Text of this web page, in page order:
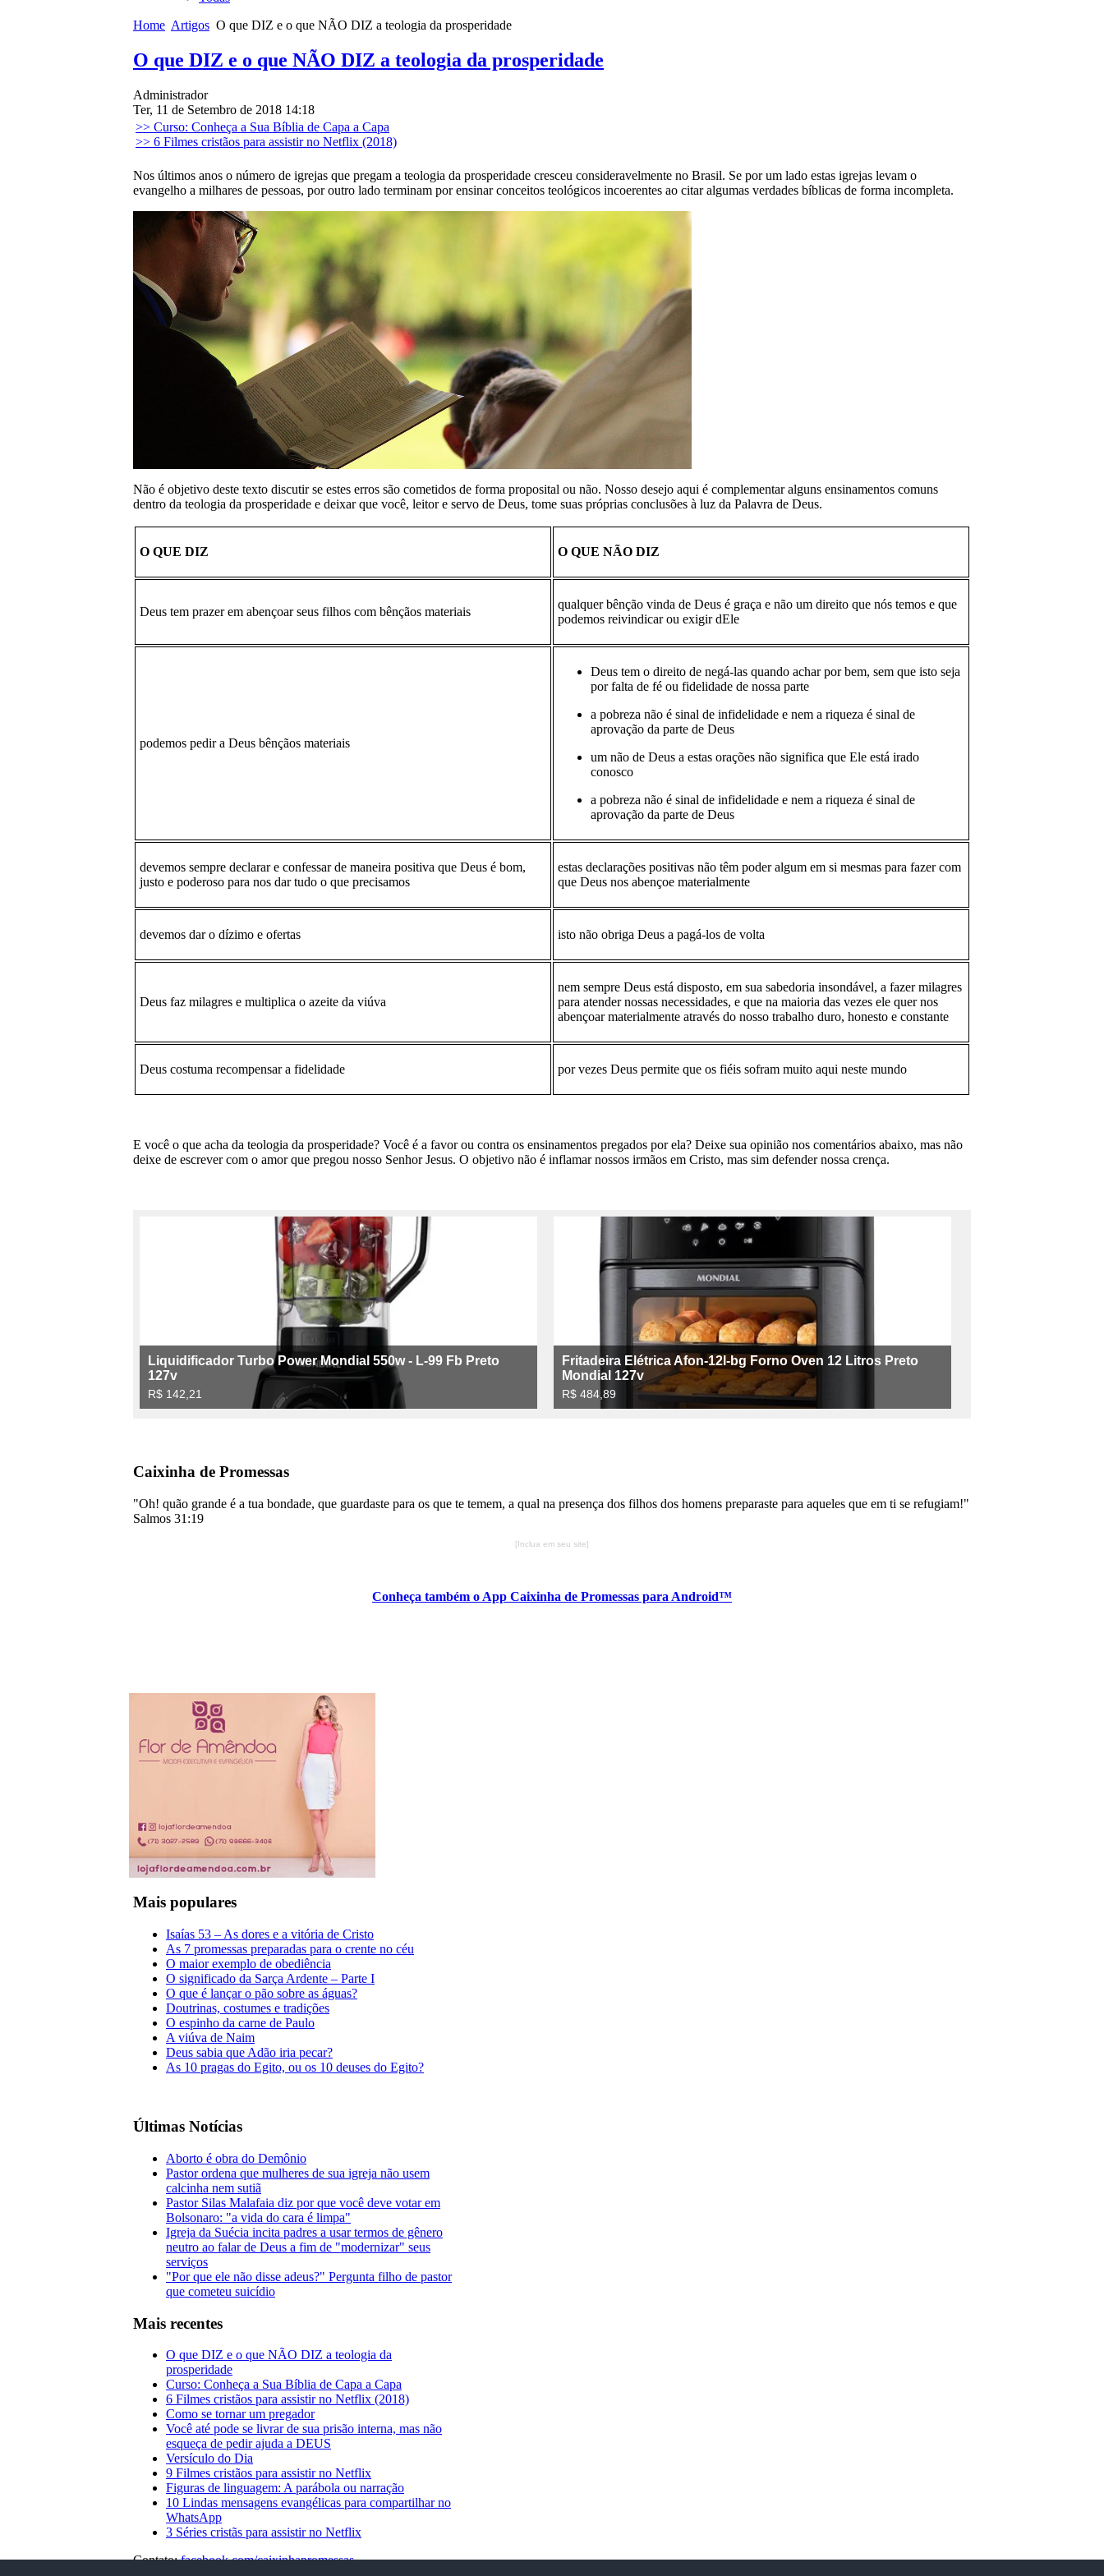
Home Artigos O que DIZ e o que NÃO DIZ a teologia da prosperidade
O que DIZ e o que NÃO DIZ a teologia da prosperidade
Administrador
Ter, 11 de Setembro de 2018 14:18
>> Curso: Conheça a Sua Bíblia de Capa a Capa
>> 6 Filmes cristãos para assistir no Netflix (2018)
Nos últimos anos o número de igrejas que pregam a teologia da prosperidade cresceu consideravelmente no Brasil. Se por um lado estas igrejas levam o
evangelho a milhares de pessoas, por outro lado terminam por ensinar conceitos teológicos incoerentes ao citar algumas verdades bíblicas de forma incompleta.
Não é objetivo deste texto discutir se estes erros são cometidos de forma proposital ou não. Nosso desejo aqui é complementar alguns ensinamentos comuns
dentro da teologia da prosperidade e deixar que você, leitor e servo de Deus, tome suas próprias conclusões à luz da Palavra de Deus.
O QUE DIZ O QUE NÃO DIZ
Deus tem prazer em abençoar seus filhos com bênçãos materiais
qualquer bênção vinda de Deus é graça e não um direito que nós temos e que
podemos reivindicar ou exigir dEle
podemos pedir a Deus bênçãos materiais
Deus tem o direito de negá-las quando achar por bem, sem que isto seja
por falta de fé ou fidelidade de nossa parte
a pobreza não é sinal de infidelidade e nem a riqueza é sinal de
aprovação da parte de Deus
um não de Deus a estas orações não significa que Ele está irado
conosco
a pobreza não é sinal de infidelidade e nem a riqueza é sinal de
aprovação da parte de Deus
devemos sempre declarar e confessar de maneira positiva que Deus é bom,
justo e poderoso para nos dar tudo o que precisamos
estas declarações positivas não têm poder algum em si mesmas para fazer com
que Deus nos abençoe materialmente
devemos dar o dízimo e ofertas isto não obriga Deus a pagá-los de volta
Deus faz milagres e multiplica o azeite da viúva
nem sempre Deus está disposto, em sua sabedoria insondável, a fazer milagres
para atender nossas necessidades, e que na maioria das vezes ele quer nos
abençoar materialmente através do nosso trabalho duro, honesto e constante
Deus costuma recompensar a fidelidade por vezes Deus permite que os fiéis sofram muito aqui neste mundo
E você o que acha da teologia da prosperidade? Você é a favor ou contra os ensinamentos pregados por ela? Deixe sua opinião nos comentários abaixo, mas não
deixe de escrever com o amor que pregou nosso Senhor Jesus. O objetivo não é inflamar nossos irmãos em Cristo, mas sim defender nossa crença.
Caixinha de Promessas
"Oh! quão grande é a tua bondade, que guardaste para os que te temem, a qual na presença dos filhos dos homens preparaste para aqueles que em ti se refugiam!"
Salmos 31:19
[Inclua em seu site]
Conheça também o App Caixinha de Promessas para Android™
Mais populares
Isaías 53 – As dores e a vitória de Cristo
As 7 promessas preparadas para o crente no céu
O maior exemplo de obediência
O significado da Sarça Ardente – Parte I
O que é lançar o pão sobre as águas?
Doutrinas, costumes e tradições
O espinho da carne de Paulo
A viúva de Naim
Deus sabia que Adão iria pecar?
As 10 pragas do Egito, ou os 10 deuses do Egito?
Últimas Notícias
Aborto é obra do Demônio
Pastor ordena que mulheres de sua igreja não usem
calcinha nem sutiã
Pastor Silas Malafaia diz por que você deve votar em
Bolsonaro: "a vida do cara é limpa"
Igreja da Suécia incita padres a usar termos de gênero
neutro ao falar de Deus a fim de "modernizar" seus
serviços
"Por que ele não disse adeus?" Pergunta filho de pastor
que cometeu suicídio
Mais recentes
O que DIZ e o que NÃO DIZ a teologia da
prosperidade
Curso: Conheça a Sua Bíblia de Capa a Capa
6 Filmes cristãos para assistir no Netflix (2018)
Como se tornar um pregador
Você até pode se livrar de sua prisão interna, mas não
esqueça de pedir ajuda a DEUS
Versículo do Dia
9 Filmes cristãos para assistir no Netflix
Figuras de linguagem: A parábola ou narração
10 Lindas mensagens evangélicas para compartilhar no
WhatsApp
3 Séries cristãs para assistir no Netflix
Contato:facebook.com/caixinhapromessas